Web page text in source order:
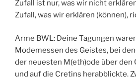
Zufall ist nur, was wir nicht
Zufall, was wir erklären (können),
Arme BWL: Deine Tagungen
Modemessen des Geistes, bei
der neuesten M(eth)ode über den
und auf die Cretins herabblickte.